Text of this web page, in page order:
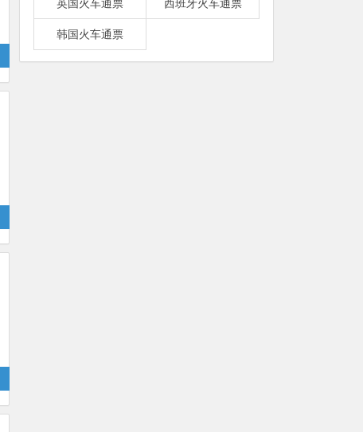
英国火车通票 西班牙火车通票
韩国火车通票